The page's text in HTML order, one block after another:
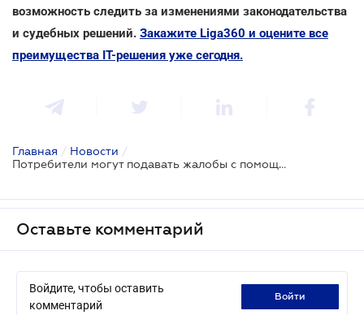
возможность следить за изменениями законодательства
и судебных решений. Закажите Liga360 и оцените все
преимущества ІТ-решения уже сегодня.
Главная / Новости /
Потребители могут подавать жалобы с помощью чат-бота
Оставьте комментарий
Войдите, чтобы оставить
комментарий
войти